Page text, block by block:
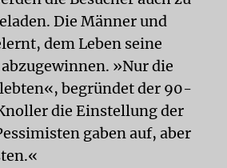
Die Männer und
dem Leben seine
»Nur die
begründet der 90-
die Einstellung der
gaben auf, aber